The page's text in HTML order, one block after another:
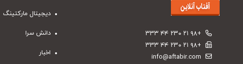
+۹۸ ۲۱ ۲۳۰ ۴۴ ۳۳۳
+۹۸ ۲۱ ۲۳۰ ۴۴ ۳۳۳
info@aftabir.com
دیجیتال مارکتینگ
دانش سرا
اخبار